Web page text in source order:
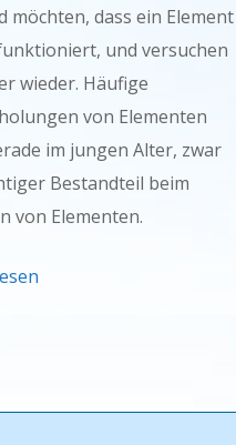
möchten, dass ein Element
und versuchen
wieder. Häufige
von Elementen
im jungen Alter, zwar
Bestandteil beim
von Elementen.